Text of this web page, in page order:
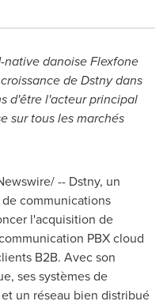
danoise Flexfone
de Dstny dans
d'être l'acteur principal
sur tous les marchés
-- Dstny, un
communications
l'acquisition de
PBX cloud
B2B. Avec son
ses systèmes de
un réseau bien distribué